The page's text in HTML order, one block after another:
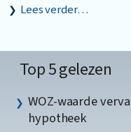
Lees verder…
Top 5 gelezen
WOZ-waarde
hypotheek